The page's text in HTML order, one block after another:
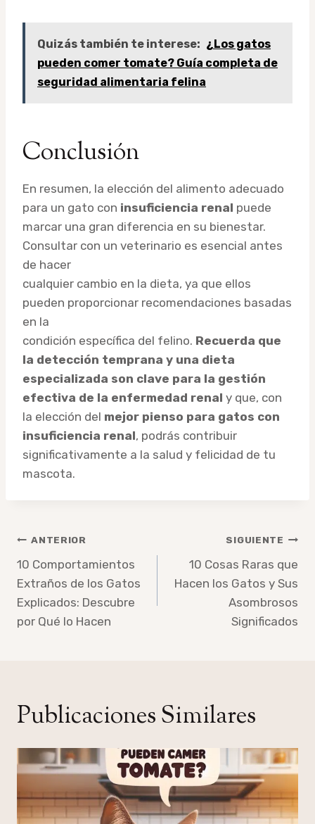
Quizás también te interese: ¿Los gatos
pueden comer tomate? Guía completa de
seguridad alimentaria felina
Conclusión
En resumen, la elección del alimento adecuado
para un gato con insuficiencia renal puede
marcar una gran diferencia en su bienestar.
Consultar con un veterinario es esencial antes
de hacer
cualquier cambio en la dieta, ya que ellos
pueden proporcionar recomendaciones basadas
en la
condición específica del felino. Recuerda que
la detección temprana y una dieta
especializada son clave para la gestión
efectiva de la enfermedad renal y que, con
la elección del mejor pienso para gatos con
insuficiencia renal, podrás contribuir
significativamente a la salud y felicidad de tu
mascota.
Navegación
de
entradas
ANTERIOR
10 Comportamientos
Extraños de los Gatos
Explicados: Descubre
por Qué lo Hacen
SIGUIENTE
10 Cosas Raras que
Hacen los Gatos y Sus
Asombrosos
Significados
Publicaciones Similares